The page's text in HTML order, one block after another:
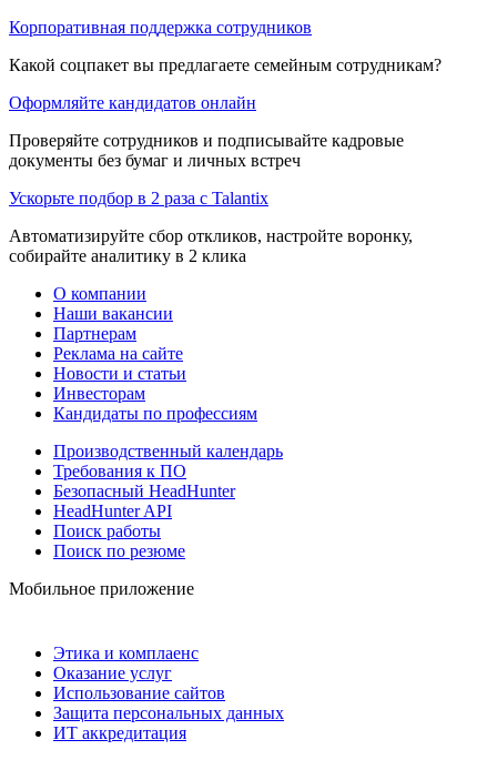
Корпоративная поддержка сотрудников
Какой соцпакет вы предлагаете семейным сотрудникам?
Оформляйте кандидатов онлайн
Проверяйте сотрудников и подписывайте кадровые
документы без бумаг и личных встреч
Ускорьте подбор в 2 раза с Talantix
Автоматизируйте сбор откликов, настройте воронку,
собирайте аналитику в 2 клика
О компании
Наши вакансии
Партнерам
Реклама на сайте
Новости и статьи
Инвесторам
Кандидаты по профессиям
Производственный календарь
Требования к ПО
Безопасный HeadHunter
HeadHunter API
Поиск работы
Поиск по резюме
Мобильное приложение
Этика и комплаенс
Оказание услуг
Использование сайтов
Защита персональных данных
ИТ аккредитация